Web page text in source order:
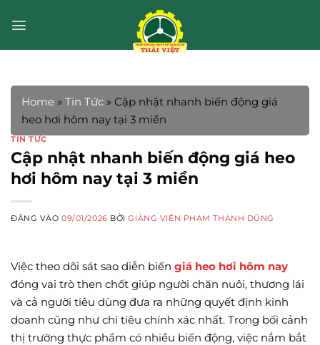
qua
Home » Tin Tức » Cập nhật nhanh biến động giá
heo hơi hôm nay tại 3 miền
TIN TỨC
Cập nhật nhanh biến động giá heo
hơi hôm nay tại 3 miền
ĐĂNG VÀO09/01/2026 BỞIGIẢNG VIÊN PHẠM THANH DŨNG
Việc theo dõi sát sao diễn biến giá heo hơi hôm nay
đóng vai trò then chốt giúp người chăn nuôi, thương lái
và cả người tiêu dùng đưa ra những quyết định kinh
doanh cũng như chi tiêu chính xác nhất. Trong bối cảnh
thị trường thực phẩm có nhiều biến động, việc nắm bắt